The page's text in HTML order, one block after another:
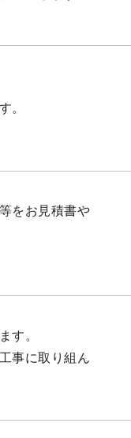
。
をお見積書や
す。
事に取り組ん